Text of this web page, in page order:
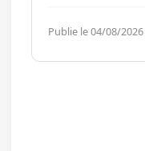
l'état du
;Veiller au
transport routier
Publie le 04/08/2026